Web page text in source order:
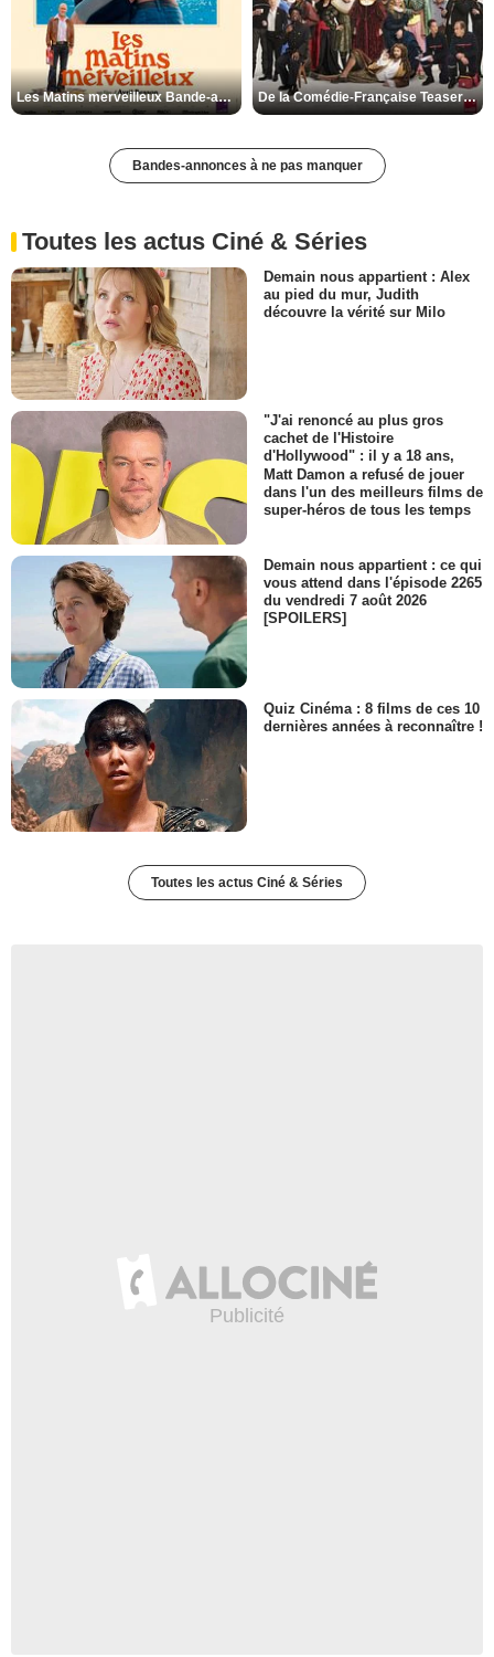
Les Matins merveilleux Bande-annonce VF De la Comédie-Française Teaser VF
Bandes-annonces à ne pas manquer
Toutes les actus Ciné & Séries
Demain nous appartient : Alex
au pied du mur, Judith
découvre la vérité sur Milo
"J'ai renoncé au plus gros
cachet de l'Histoire
d'Hollywood" : il y a 18 ans,
Matt Damon a refusé de jouer
dans l'un des meilleurs films de
super-héros de tous les temps
Demain nous appartient : ce qui
vous attend dans l'épisode 2265
du vendredi 7 août 2026
[SPOILERS]
Quiz Cinéma : 8 films de ces 10
dernières années à reconnaître !
Toutes les actus Ciné & Séries